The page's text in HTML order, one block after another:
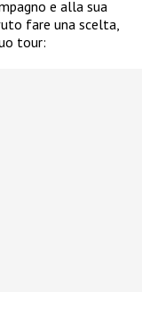
e alla sua
fare una scelta,
tour: